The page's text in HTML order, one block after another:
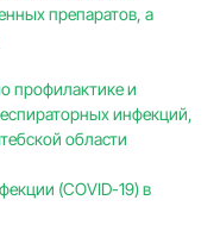
препаратов, а
профилактике и
инфекций,
области
(COVID-19) в